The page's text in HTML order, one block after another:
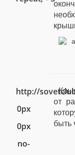
http://
0px
0px
no-
от
быть